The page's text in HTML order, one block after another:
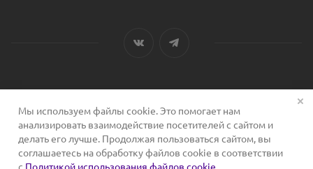
2026 © Сервис для косметологов
Мы используем файлы cookie. Это помогает нам
анализировать взаимодействие посетителей с сайтом и
делать его лучше. Продолжая пользоваться сайтом, вы
соглашаетесь на обработку файлов cookie в соответствии